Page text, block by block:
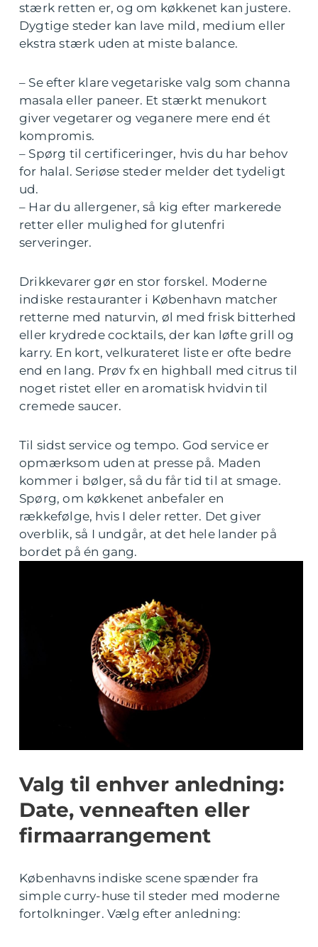
stærk retten er, og om køkkenet kan justere.
Dygtige steder kan lave mild, medium eller
ekstra stærk uden at miste balance.
– Se efter klare vegetariske valg som channa
masala eller paneer. Et stærkt menukort
giver vegetarer og veganere mere end ét
kompromis.
– Spørg til certificeringer, hvis du har behov
for halal. Seriøse steder melder det tydeligt
ud.
– Har du allergener, så kig efter markerede
retter eller mulighed for glutenfri
serveringer.
Drikkevarer gør en stor forskel. Moderne
indiske restauranter i København matcher
retterne med naturvin, øl med frisk bitterhed
eller krydrede cocktails, der kan løfte grill og
karry. En kort, velkurateret liste er ofte bedre
end en lang. Prøv fx en highball med citrus til
noget ristet eller en aromatisk hvidvin til
cremede saucer.
Til sidst service og tempo. God service er
opmærksom uden at presse på. Maden
kommer i bølger, så du får tid til at smage.
Spørg, om køkkenet anbefaler en
rækkefølge, hvis I deler retter. Det giver
overblik, så I undgår, at det hele lander på
bordet på én gang.
Valg til enhver anledning:
Date, venneaften eller
firmaarrangement
Københavns indiske scene spænder fra
simple curry-huse til steder med moderne
fortolkninger. Vælg efter anledning: